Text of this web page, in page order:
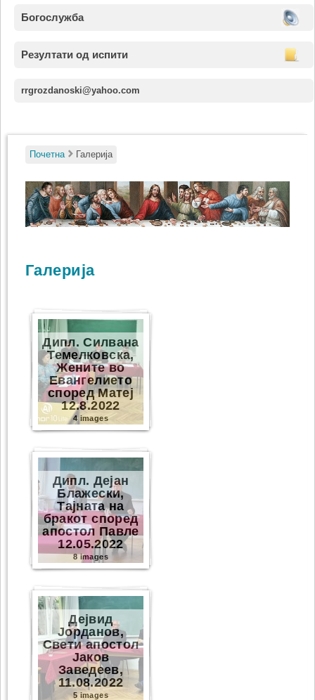
Богослужба
Резултати од испити
rrgrozdanoski@yahoo.com
Почетна Галерија
Галерија
Дипл. Силвана
Темелковска,
Жените во
Евангелието
според Матеј
12.8.2022
4 images
Дипл. Дејан
Блажески,
Тајната на
бракот според
апостол Павле
12.05.2022
8 images
Дејвид
Јорданов,
Свети апостол
Јаков
Заведеев,
11.08.2022
5 images